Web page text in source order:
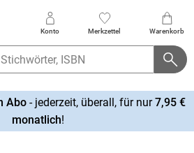
Konto Merkzettel Warenkorb
Abo- jederzeit, überall, für nur7,95 €
monatlich!